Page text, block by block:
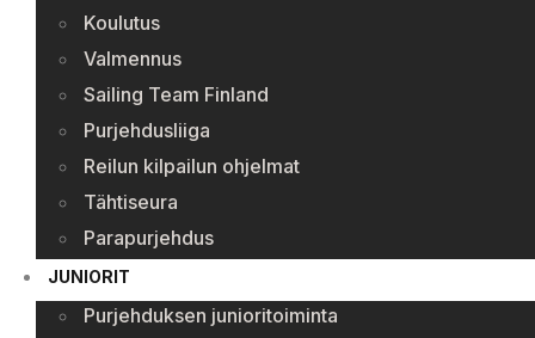
Koulutus
Valmennus
Sailing Team Finland
Purjehdusliiga
Reilun kilpailun ohjelmat
Tähtiseura
Parapurjehdus
JUNIORIT
Purjehduksen junioritoiminta